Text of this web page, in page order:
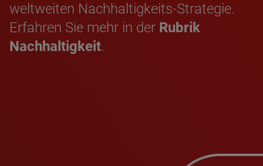
weltweiten Nachhaltigkeits-Strategie.
Erfahren Sie mehr in der Rubrik
Nachhaltigkeit.